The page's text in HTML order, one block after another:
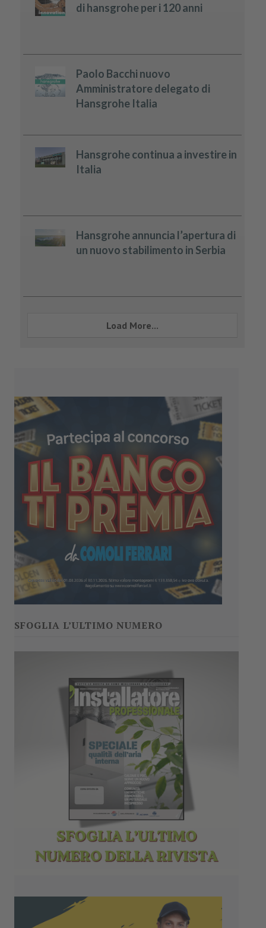
di hansgrohe per i 120 anni
Paolo Bacchi nuovo
Amministratore delegato di
Hansgrohe Italia
Hansgrohe continua a investire in
Italia
Hansgrohe annuncia l’apertura di
un nuovo stabilimento in Serbia
Load More...
SFOGLIA L’ULTIMO NUMERO